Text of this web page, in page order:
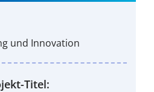
und Innovation
Titel: